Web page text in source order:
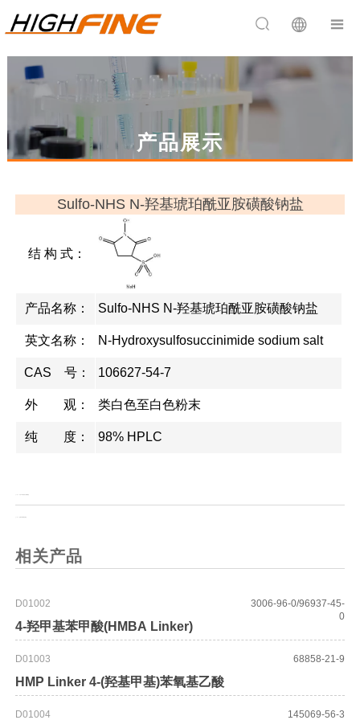
 
产品展示
Sulfo-NHS N-羟基琥珀酰亚胺磺酸钠盐
结 构 式：
产品名称： Sulfo-NHS N-羟基琥珀酰亚胺磺酸钠盐
英文名称： N-Hydroxysulfosuccinimide sodium salt
CAS 号： 106627-54-7
外 观： 类白色至白色粉末
纯 度： 98% HPLC
相关产品
D01002
4-羟甲基苯甲酸(HMBA Linker)
3006-96-0/96937-45-
0
D01003
HMP Linker 4-(羟基甲基)苯氧基乙酸
68858-21-9
D01004 145069-56-3